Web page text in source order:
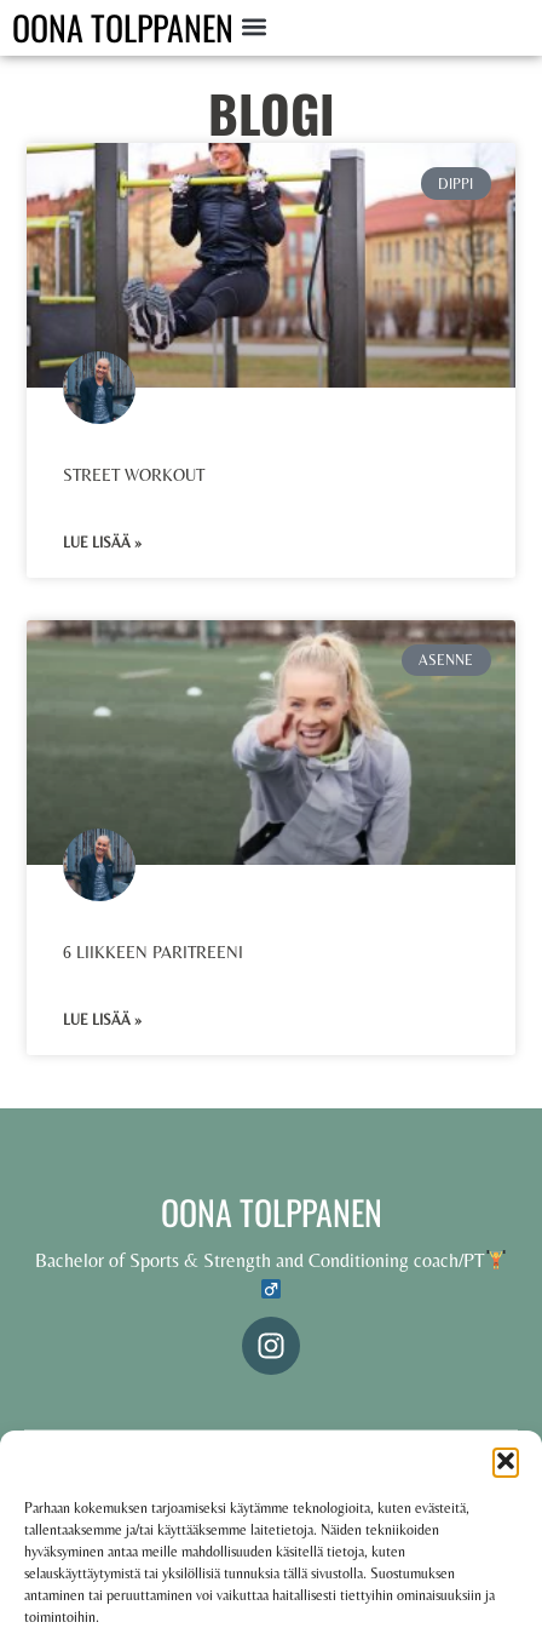
Parhaan kokemuksen tarjoamiseksi käytämme teknologioita, kuten evästeitä,
tallentaaksemme ja/tai käyttääksemme laitetietoja. Näiden tekniikoiden
hyväksyminen antaa meille mahdollisuuden käsitellä tietoja, kuten
selauskäyttäytymistä tai yksilöllisiä tunnuksia tällä sivustolla. Suostumuksen
antaminen tai peruuttaminen voi vaikuttaa haitallisesti tiettyihin ominaisuuksiin ja
toimintoihin.
OONA TOLPPANEN
BLOGI
DIPPI
STREET WORKOUT
LUE LISÄÄ »
ASENNE
6 LIIKKEEN PARITREENI
LUE LISÄÄ »
OONA TOLPPANEN
Bachelor of Sports & Strength and Conditioning coach/PT
Käyttöehdot·Tietosuojakäytäntö